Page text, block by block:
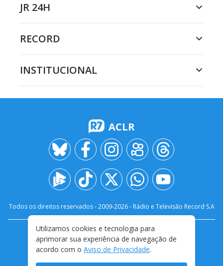
JR 24H
RECORD
INSTITUCIONAL
ACLR
Todos os direitos reservados - 2009-2026- Rádio e Televisão Record S.A
FALE CONOSCO
PRIVACIDADE
TERMOS E CONDIÇÕES DE USO
Utilizamos cookies e tecnologia para
aprimorar sua experiência de navegação de
acordo com o Aviso de Privacidade.